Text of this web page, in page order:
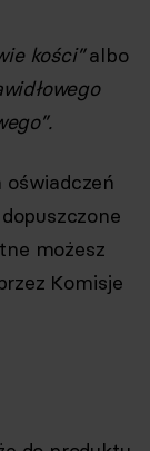
kości”albo
oświadczeń
możesz
Komisje